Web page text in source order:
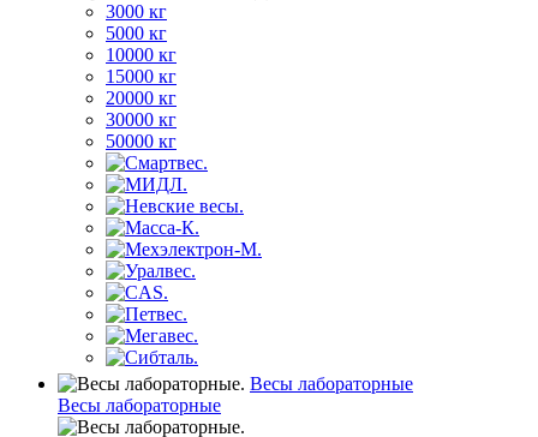
3000 кг
5000 кг
10000 кг
15000 кг
20000 кг
30000 кг
50000 кг
Весы лабораторные
Весы лабораторные